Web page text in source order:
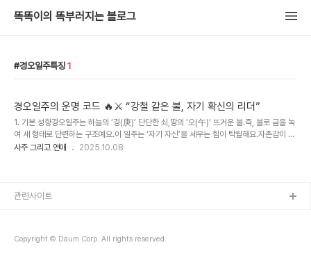
똑똑이의 똑부러지는 블로그
경오일주특징 1
경오일주의 운명 코드 🔥⚔️ “강철 같은 불, 자기 확신의 리더”
1. 기본 성향경오일주는 하늘의 ‘경(庚)’ 단단한 쇠,땅의 ‘오(午)’ 뜨거운 불.즉, 불로 금을 녹
여 새 형태로 단련하는 구조예요.이 일주는 ‘자기 자신’을 세우는 힘이 탁월해요.자존감이 높
고, 목표가 뚜렷하며,무언가를 시작하면 절대 대충하지 않아요.하지만 동시에,누구보다 강한
지만, 그 강함 뒤엔 늘 책임과 외로움이 숨어 있다.”2. 남자 특징경오 남자는 자존심이 강하
사주 그리고 연애 2025.10.08
Copyright © Daum Corp. All rights reserved.
관련사이트